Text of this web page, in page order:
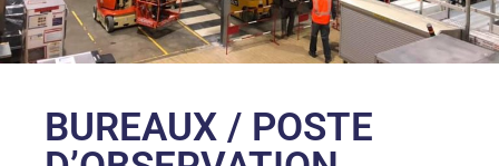
BUREAUX / POSTE